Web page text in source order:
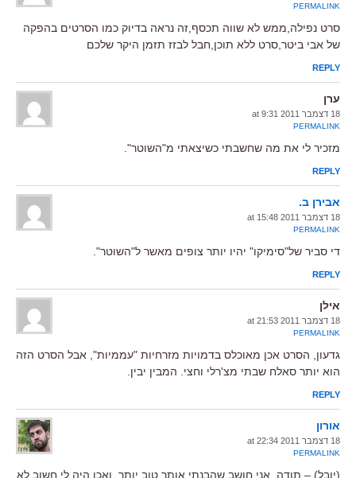
PERMALINK
סרט נפילה,ממש לא שווה תכסף,זה נראה בדיוק כמו הסרטים בהפקה
של אבי ביטר,סרט ללא תוכן,חבל לבזז תזמן היקר שלכם
REPLY
ערן
18 דצמבר 2011 at 9:31
PERMALINK
מזכיר לי את מה שחשבתי כשיצאתי מ"השוטר".
REPLY
אבירן ב.
18 דצמבר 2011 at 15:48
PERMALINK
די סביר של"סימיקו" יהיו יותר צופים מאשר ל"השוטר".
REPLY
אילן
18 דצמבר 2011 at 21:53
PERMALINK
גדעון, הסרט אכן מאוכלס בדמויות מזרחיות "עממיות", אבל הסרט הזה
הוא יותר סאלח שבתי מצ'רלי וחצי. המבין יבין.
REPLY
אורון
18 דצמבר 2011 at 22:34
PERMALINK
(יובל) – תודה, אני חושב שהבנתי אותך טוב יותר. ואכן היה לי חשוב לא